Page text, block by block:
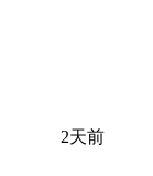
2天前